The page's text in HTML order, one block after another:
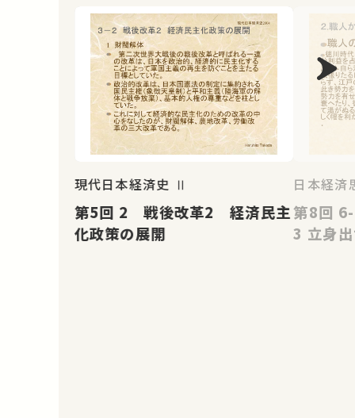
現代日本経済史 Ⅱ
第5回 2 戦後改革2 経済民主
化政策の展開
日本経済
第8回 6-2 職人から従業員へ 6-
3 立身出